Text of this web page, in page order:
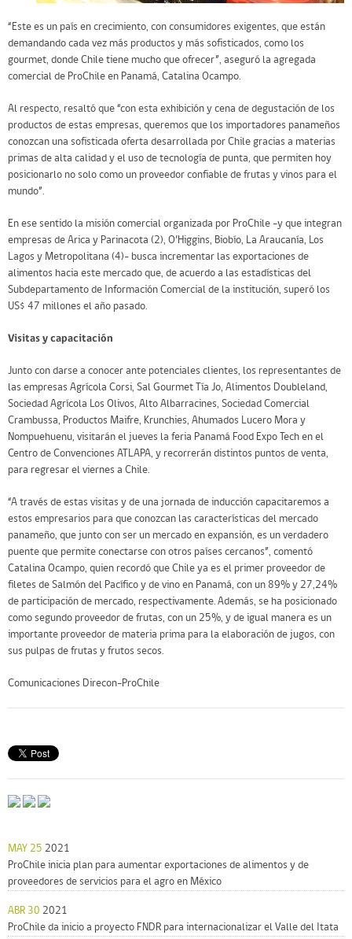
“Este es un país en crecimiento, con consumidores exigentes, que están
demandando cada vez más productos y más sofisticados, como los
gourmet, donde Chile tiene mucho que ofrecer”, aseguró la agregada
comercial de ProChile en Panamá, Catalina Ocampo.
Al respecto, resaltó que “con esta exhibición y cena de degustación de los
productos de estas empresas, queremos que los importadores panameños
conozcan una sofisticada oferta desarrollada por Chile gracias a materias
primas de alta calidad y el uso de tecnología de punta, que permiten hoy
posicionarlo no solo como un proveedor confiable de frutas y vinos para el
mundo”.
En ese sentido la misión comercial organizada por ProChile -y que integran
empresas de Arica y Parinacota (2), O’Higgins, Biobío, La Araucanía, Los
Lagos y Metropolitana (4)- busca incrementar las exportaciones de
alimentos hacia este mercado que, de acuerdo a las estadísticas del
Subdepartamento de Información Comercial de la institución, superó los
US$ 47 millones el año pasado.
Visitas y capacitación
Junto con darse a conocer ante potenciales clientes, los representantes de
las empresas Agrícola Corsi, Sal Gourmet Tía Jo, Alimentos Doubleland,
Sociedad Agrícola Los Olivos, Alto Albarracines, Sociedad Comercial
Crambussa, Productos Maifre, Krunchies, Ahumados Lucero Mora y
Nompuehuenu, visitarán el jueves la feria Panamá Food Expo Tech en el
Centro de Convenciones ATLAPA, y recorrerán distintos puntos de venta,
para regresar el viernes a Chile.
“A través de estas visitas y de una jornada de inducción capacitaremos a
estos empresarios para que conozcan las características del mercado
panameño, que junto con ser un mercado en expansión, es un verdadero
puente que permite conectarse con otros países cercanos”, comentó
Catalina Ocampo, quien recordó que Chile ya es el primer proveedor de
filetes de Salmón del Pacífico y de vino en Panamá, con un 89% y 27,24%
de participación de mercado, respectivamente. Además, se ha posicionado
como segundo proveedor de frutas, con un 25%, y de igual manera es un
importante proveedor de materia prima para la elaboración de jugos, con
sus pulpas de frutas y frutos secos.
Comunicaciones Direcon-ProChile
MAY 25 2021
ProChile inicia plan para aumentar exportaciones de alimentos y de
proveedores de servicios para el agro en México
ABR 30 2021
ProChile da inicio a proyecto FNDR para internacionalizar el Valle del Itata